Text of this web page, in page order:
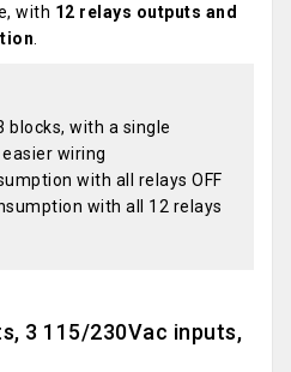
with 12 relays outputs and
.
blocks, with a single
wiring
with all relays OFF
with all 12 relays
3 115/230Vac inputs,